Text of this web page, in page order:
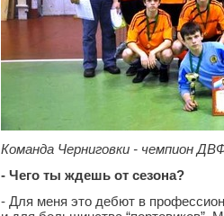
Команда Черниговки - чемпион
- Чего ты ждешь от сезона?
- Для меня это дебют в